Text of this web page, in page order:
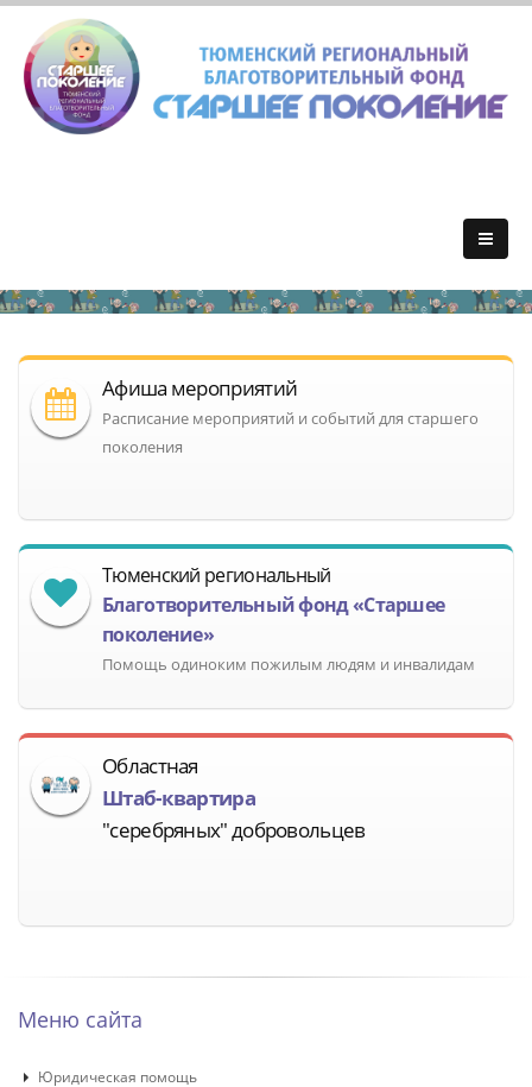
Афиша мероприятий
Расписание мероприятий и событий для старшего
поколения
Тюменский региональный
Благотворительный фонд «Старшее
поколение»
Помощь одиноким пожилым людям и инвалидам
Областная
Штаб-квартира
"серебряных" добровольцев
Меню сайта
Юридическая помощь